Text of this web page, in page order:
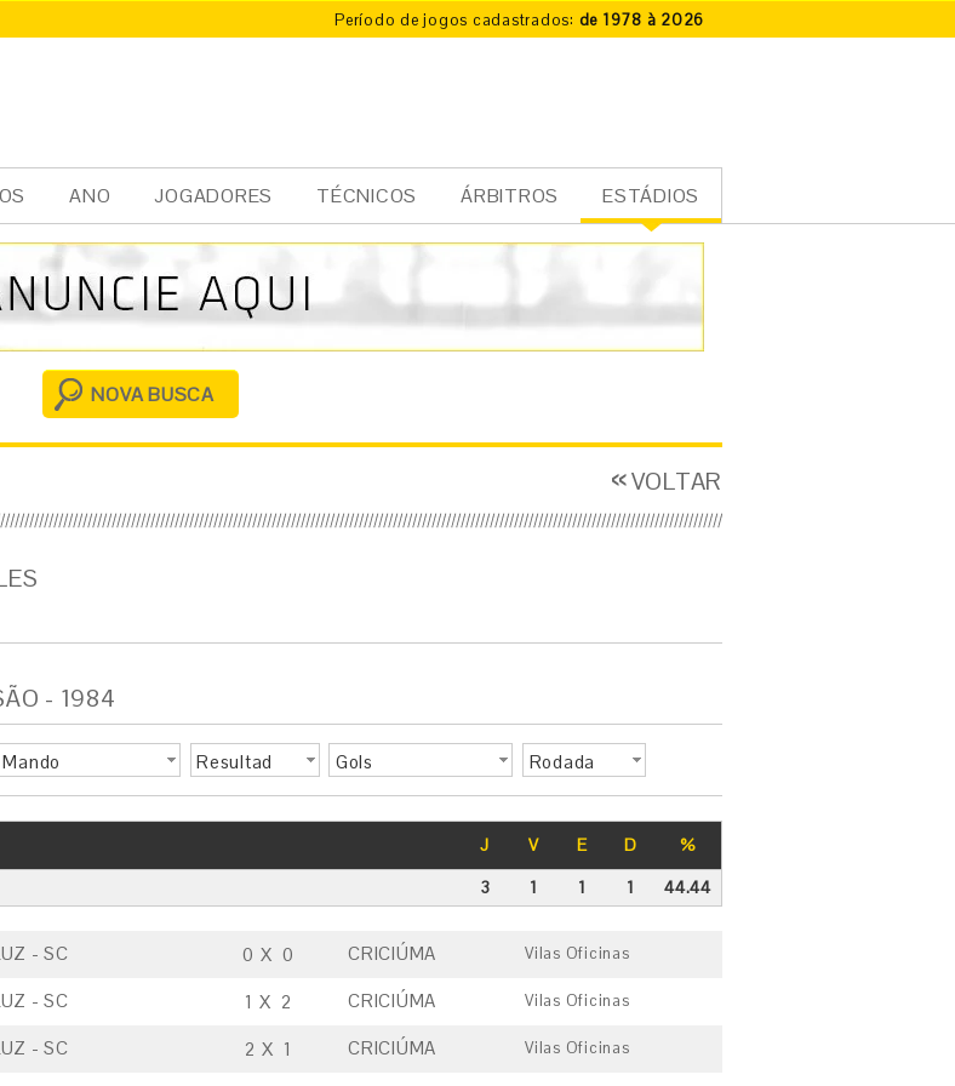
Período de jogos cadastrados: de 1978 à 2026
ANO JOGADORES TÉCNICOS ÁRBITROS ESTÁDIOS
cia
l
NOVA BUSCA
VOLTAR
- 1984
Mando
Resultad
Gols Rodada
J V E D
%
3
1 1 1 44.44
- SC 0 X 0 CRICIÚMA Vilas Oficinas
- SC 1 X 2 CRICIÚMA Vilas Oficinas
- SC 2 X 1 CRICIÚMA Vilas Oficinas